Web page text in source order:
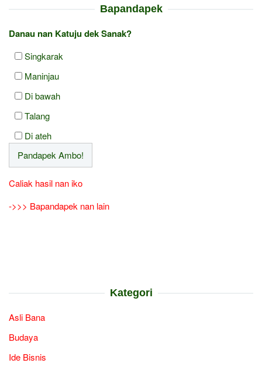
Bapandapek
Danau nan Katuju dek Sanak?
Singkarak
Maninjau
Di bawah
Talang
Di ateh
Caliak hasil nan iko
->>> Bapandapek nan lain
Kategori
Asli Bana
Budaya
Ide Bisnis